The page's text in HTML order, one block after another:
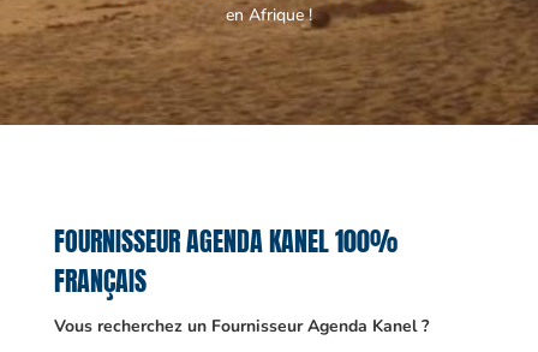
en Afrique !
FOURNISSEUR AGENDA KANEL 100%
FRANÇAIS
Vous recherchez un Fournisseur Agenda Kanel ?